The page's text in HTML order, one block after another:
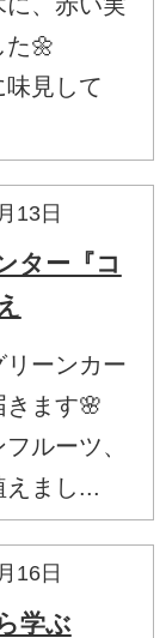
た🌼
見して
13日
ター『コ
ーンカー
ます🌸
ルーツ、
えまし...
16日
学ぶ